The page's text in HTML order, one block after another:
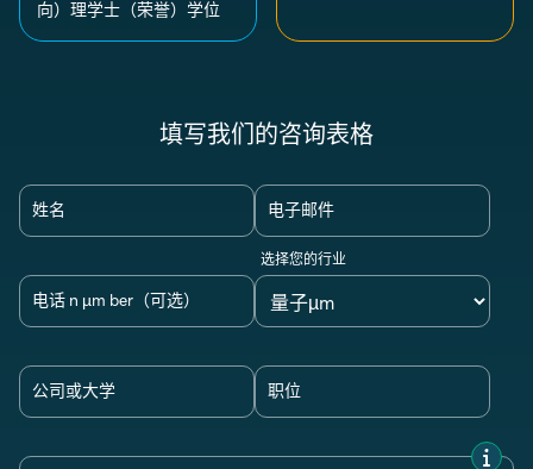
向）理学士（荣誉）学位
填写我们的咨询表格
姓名 电子邮件
电话 n µm ber（可选）
选择您的行业
公司或大学 职位